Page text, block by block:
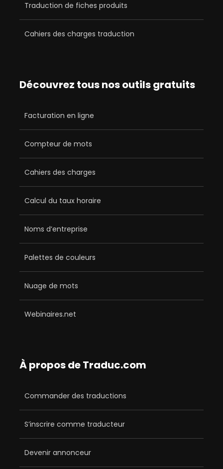
Traduction de fiches produits
Cahiers des charges traduction
Découvrez tous nos outils gratuits
Facturation en ligne
Compteur de mots
Cahiers des charges
Calcul du taux horaire
Noms d’entreprise
Palettes de couleurs
Nuage de mots
Webinaires.net
À propos de Traduc.com
Commander des traductions
S’inscrire comme traducteur
Devenir annonceur